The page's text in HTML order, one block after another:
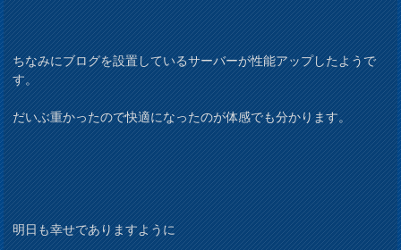
ちなみにブログを設置しているサーバーが性能アップしたようで
す。
だいぶ重かったので快適になったのが体感でも分かります。
明日も幸せでありますように